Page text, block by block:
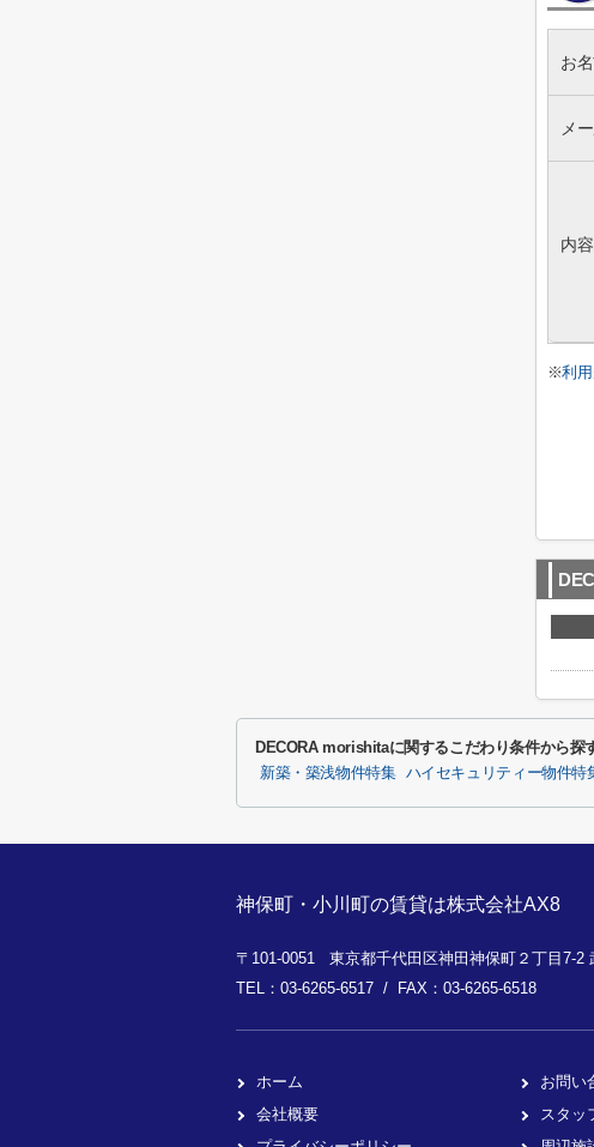
お
メ
内容
※利
DECORA morishitaに関するこだわり条件から探
新築・築浅物件特集 ハイセキュリティー物件特
神保町・小川町の賃貸は株式会社AX8
〒101-0051 東京都千代田区神田神保町２丁目7-2
TEL：03-6265-6517 / FAX：03-6265-6518
ホーム
会社概要
お問い
スタッ